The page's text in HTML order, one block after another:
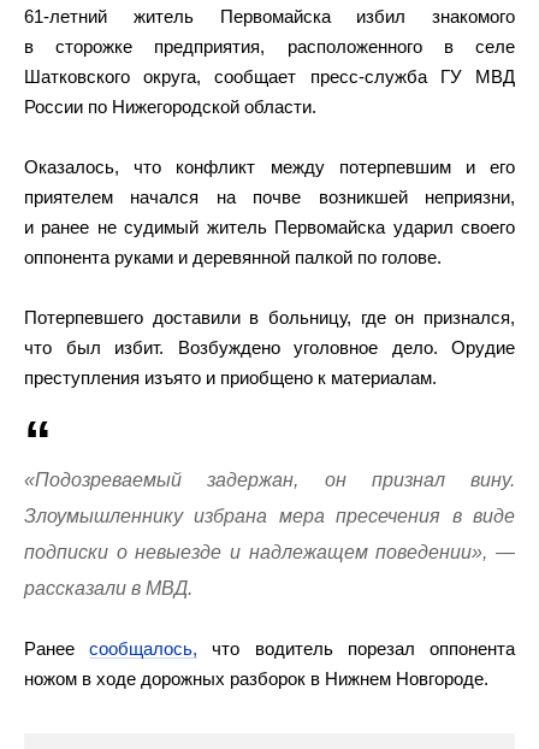
61-летний житель Первомайска избил знакомого
в сторожке предприятия, расположенного в селе
Шатковского округа, сообщает пресс-служба ГУ МВД
России по Нижегородской области.
Оказалось, что конфликт между потерпевшим и его
приятелем начался на почве возникшей неприязни,
и ранее не судимый житель Первомайска ударил своего
оппонента руками и деревянной палкой по голове.
Потерпевшего доставили в больницу, где он признался,
что был избит. Возбуждено уголовное дело. Орудие
преступления изъято и приобщено к материалам.
«Подозреваемый задержан, он признал вину.
Злоумышленнику избрана мера пресечения в виде
подписки о невыезде и надлежащем поведении», —
рассказали в МВД.
Ранеесообщалось, что водитель порезал оппонента
ножом в ходе дорожных разборок в Нижнем Новгороде.